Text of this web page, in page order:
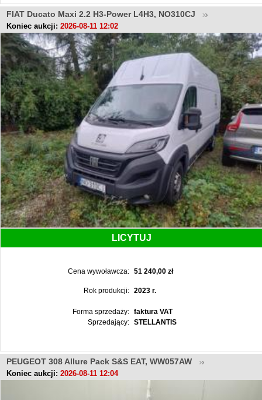
FIAT Ducato Maxi 2.2 H3-Power L4H3, NO310CJ
Koniec aukcji: 2026-08-11 12:02
LICYTUJ
Cena wywoławcza: 51 240,00 zł
Rok produkcji: 2023 r.
Forma sprzedaży:
faktura VAT
Sprzedający:
STELLANTIS
PEUGEOT 308 Allure Pack S&S EAT, WW057AW
Koniec aukcji: 2026-08-11 12:04